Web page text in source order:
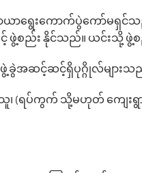
ယာရွေးကောက်ပွဲကော်မ
င့် ဖွဲ့စည်း နိုင်သည်။ ယင်းသို့
ခွဲအဆင့်ဆင့်ရှိပုဂ္ဂိုလ်များသ
၊ (ရပ်ကွက် သို့မဟုတ် ကျေး